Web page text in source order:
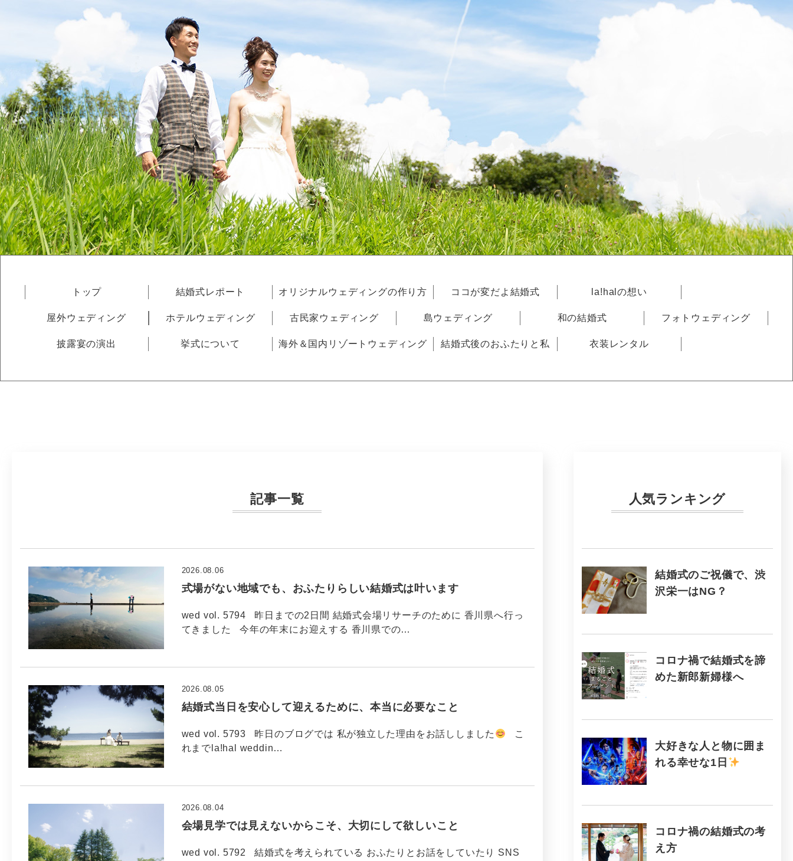
トップ 結婚式レポート オリジナルウェディングの作り方 ココが変だよ結婚式 la!halの想い
屋外ウェディング ホテルウェディング 古民家ウェディング 島ウェディング 和の結婚式 フォトウェディング
披露宴の演出 挙式について 海外＆国内リゾートウェディング 結婚式後のおふたりと私 衣装レンタル
記事一覧
式場がない地域でも、おふたりらしい結婚式は叶います
2026.08.06
wed vol. 5794 昨日までの2日間 結婚式会場リサーチのために 香川県へ行っ
てきました 今年の年末にお迎えする 香川県での…
結婚式当日を安心して迎えるために、本当に必要なこと
2026.08.05
wed vol. 5793 昨日のブログでは 私が独立した理由をお話ししました
こ
れまでla!hal weddin…
会場見学では見えないからこそ、大切にして欲しいこと
2026.08.04
wed vol. 5792 結婚式を考えられている おふたりとお話をしていたり SNS
人気ランキング
結婚式のご祝儀で、渋
沢栄一はNG？
コロナ禍で結婚式を諦
めた新郎新婦様へ
大好きな人と物に囲ま
れる幸せな1日
コロナ禍の結婚式の考
え方